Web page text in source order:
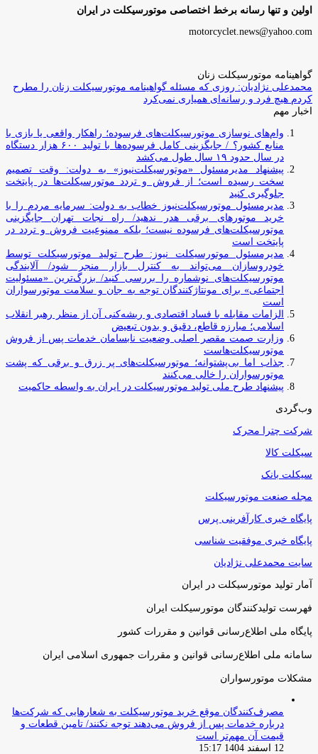
اولین و تنها رسانه برخط اختصاصی موتورسیکلت در ایران
motorcyclet.news@yahoo.com
گواهینامه موتورسیکلت زنان
محمدعلی نژادیان: روزی که مسئله گواهینامه موتورسیکلت زنان را مطرح
کردم هیچ فرد و رسانه‌ای همیاری نمی‌کرد
اخبار مهم
وام‌های نوسازی موتورسیکلت‌های فرسوده؛ راهکار واقعی یا بازی با
منابع کشور؟ / جایگزینی کامل فرسوده‌ها با تولید ۶۰۰ هزار دستگاه
در سال حدود ۱۹ سال طول می‌کشد
پیشنهاد مدیرمسئول «موتورسیکلت‌نیوز» به دولت: وقت تصمیم
سخت رسیده است؛ از فروش و تردد موتورسیکلت‌ها در پایتخت
جلوگیری کنید
مدیرمسئول موتورسیکلت‌نیوز خطاب به دولت: سرمایه مردم را با
خرید موتورهای برقی هدر ندهید/ راه نجات تهران جایگزینی
موتورسیکلت‌های فرسوده نیست؛ بلکه ممنوعیت فروش و تردد در
پایتخت است
مدیرمسئول موتورسیکلت نیوز: طرح تولید موتورسیکلت توسط
خودروسازان می‌تواند به کنترل بازار منجر شود/ آلایندگی
موتورسیکلت‌های نوشماره را بررسی کنید/ بزرگ‌ترین «مسئولیت
اجتماعی» برای مونتاژکنندگان توجه به جان و سلامت موتورسواران
است
الزامات مقابله با فساد اقتصادی و ریشه‌کنی آن از منظر رهبر انقلاب
اسلامی؛ مبارزه قاطع، دقیق و بدون تبعیض
وزارت صمت مقصر اصلی وضعیت نابسامان خدمات پس از فروش
موتورسیکلت‌هاست
جذاب اما بی‌پشتوانه؛ موتورسیکلت‌های پر زرق‌ و برقی که پشت
موتورسواران را خالی می‌کنند
پیشنهاد طرح ملی تولید موتورسیکلت در ایران به واسطه حاکمیت
وب‌گردی
شرکت چترا محرک
سیکلت کالا
سیکلت بانک
مجله صنعت موتورسیکلت
پایگاه خبری کارآفرینی پرس
پایگاه خبری موفقیت شناسی
سایت محمدعلی نژادیان
آمار تولید موتورسیکلت در ایران
فهرست تولیدکنندگان موتورسیکلت ایران
پایگاه ملی اطلاع‌رسانی قوانین و مقررات کشور
سامانه ملی اطلاع‌رسانی قوانین و مقررات جمهوری اسلامی ایران
مشکلات موتورسواران
مصرف‌کنندگان موقع خرید موتورسیکلت به شعارهایی که شرکت‌ها
درباره خدمات پس از فروش می‌دهند توجه نکنند/ تامین قطعات و
قیمت آن مهم‌تر است
12 اسفند 1404 15:17